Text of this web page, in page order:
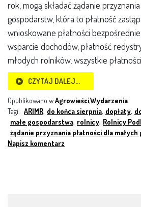
rok, mogą składać żądanie
gospodarstw, która to płatność
wnioskowane płatności
wsparcie dochodów, płatność
młodych rolników, wszystkie
CZYTAJ DALEJ…
Opublikowano wAgrowieści,Wydarzenia
Tagi: ARIMR, do końca sierpnia, dopłaty,
małe gospodarstwa, rolnicy, Rolnicy
żądanie przyznania płatności dla
Napisz komentarz